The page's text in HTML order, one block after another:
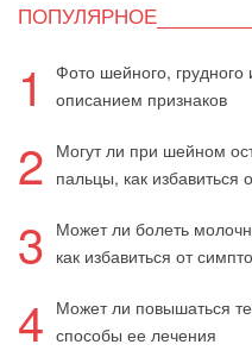
ПОПУЛЯРНОЕ
1
Фото шейного, грудного
описанием признаков
2 Могут ли при шейном
пальцы, как избавиться
3 Может ли болеть
как избавиться от
4 Может ли повышаться
способы ее лечения